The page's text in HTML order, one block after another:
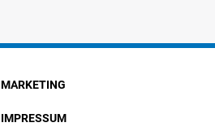
MARKETING
IMPRESSUM